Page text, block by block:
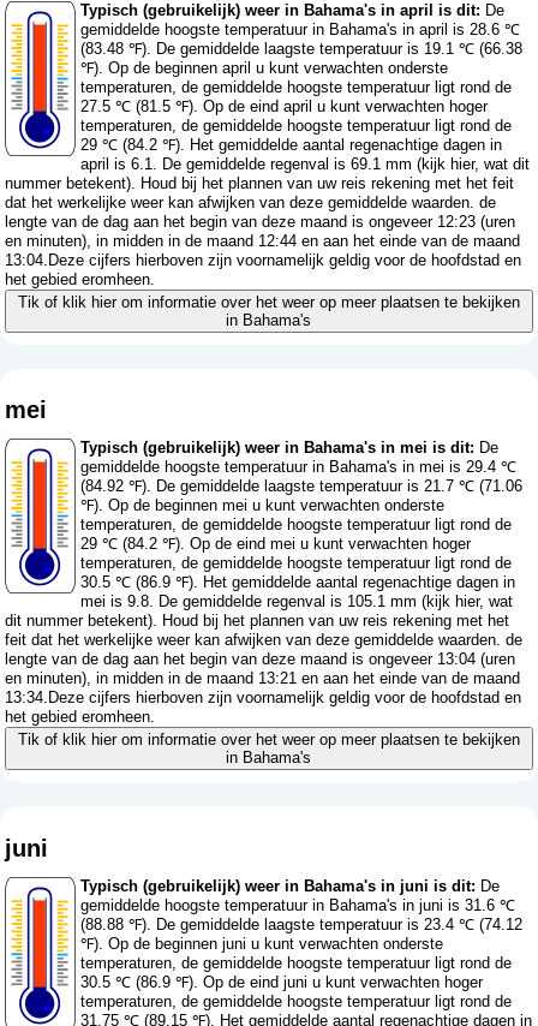
Typisch (gebruikelijk) weer in Bahama's in april is dit: De
gemiddelde hoogste temperatuur in Bahama's in april is 28.6 ℃
(83.48 ℉). De gemiddelde laagste temperatuur is 19.1 ℃ (66.38
℉). Op de beginnen april u kunt verwachten onderste
temperaturen, de gemiddelde hoogste temperatuur ligt rond de
27.5 ℃ (81.5 ℉). Op de eind april u kunt verwachten hoger
temperaturen, de gemiddelde hoogste temperatuur ligt rond de
29 ℃ (84.2 ℉). Het gemiddelde aantal regenachtige dagen in
april is 6.1. De gemiddelde regenval is 69.1 mm (kijk hier, wat dit
nummer betekent). Houd bij het plannen van uw reis rekening met het feit
dat het werkelijke weer kan afwijken van deze gemiddelde waarden. de
lengte van de dag aan het begin van deze maand is ongeveer 12:23 (uren
en minuten), in midden in de maand 12:44 en aan het einde van de maand
13:04.Deze cijfers hierboven zijn voornamelijk geldig voor de hoofdstad en
het gebied eromheen.
Tik of klik hier om informatie over het weer op meer plaatsen te bekijken
in Bahama's
mei
Typisch (gebruikelijk) weer in Bahama's in mei is dit: De
gemiddelde hoogste temperatuur in Bahama's in mei is 29.4 ℃
(84.92 ℉). De gemiddelde laagste temperatuur is 21.7 ℃ (71.06
℉). Op de beginnen mei u kunt verwachten onderste
temperaturen, de gemiddelde hoogste temperatuur ligt rond de
29 ℃ (84.2 ℉). Op de eind mei u kunt verwachten hoger
temperaturen, de gemiddelde hoogste temperatuur ligt rond de
30.5 ℃ (86.9 ℉). Het gemiddelde aantal regenachtige dagen in
mei is 9.8. De gemiddelde regenval is 105.1 mm (kijk hier, wat
dit nummer betekent). Houd bij het plannen van uw reis rekening met het
feit dat het werkelijke weer kan afwijken van deze gemiddelde waarden. de
lengte van de dag aan het begin van deze maand is ongeveer 13:04 (uren
en minuten), in midden in de maand 13:21 en aan het einde van de maand
13:34.Deze cijfers hierboven zijn voornamelijk geldig voor de hoofdstad en
het gebied eromheen.
Tik of klik hier om informatie over het weer op meer plaatsen te bekijken
in Bahama's
juni
Typisch (gebruikelijk) weer in Bahama's in juni is dit: De
gemiddelde hoogste temperatuur in Bahama's in juni is 31.6 ℃
(88.88 ℉). De gemiddelde laagste temperatuur is 23.4 ℃ (74.12
℉). Op de beginnen juni u kunt verwachten onderste
temperaturen, de gemiddelde hoogste temperatuur ligt rond de
30.5 ℃ (86.9 ℉). Op de eind juni u kunt verwachten hoger
temperaturen, de gemiddelde hoogste temperatuur ligt rond de
31.75 ℃ (89.15 ℉). Het gemiddelde aantal regenachtige dagen in